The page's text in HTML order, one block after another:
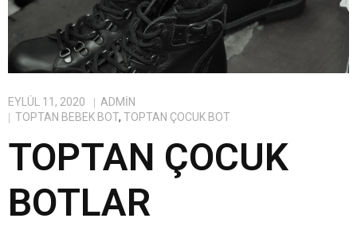
EYLÜL 11, 2020
ADMIN
TOPTAN BEBEK BOT, TOPTAN ÇOCUK BOT
TOPTAN ÇOCUK
BOTLAR